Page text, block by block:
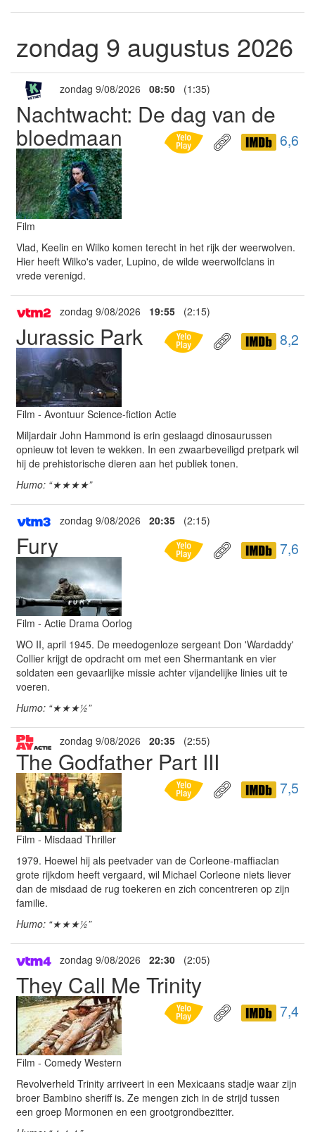
zondag 9 augustus 2026
zondag 9/08/2026 08:50 (1:35)
Nachtwacht: De dag van de
bloedmaan 6,6
Film
Vlad, Keelin en Wilko komen terecht in het rijk der weerwolven.
Hier heeft Wilko's vader, Lupino, de wilde weerwolfclans in
vrede verenigd.
zondag 9/08/2026 19:55 (2:15)
Jurassic Park 8,2
Film - Avontuur Science-fiction Actie
Miljardair John Hammond is erin geslaagd dinosaurussen
opnieuw tot leven te wekken. In een zwaarbeveiligd pretpark wil
hij de prehistorische dieren aan het publiek tonen.
Humo: “★★★★”
zondag 9/08/2026 20:35 (2:15)
Fury 7,6
Film - Actie Drama Oorlog
WO II, april 1945. De meedogenloze sergeant Don 'Wardaddy'
Collier krijgt de opdracht om met een Shermantank en vier
soldaten een gevaarlijke missie achter vijandelijke linies uit te
voeren.
Humo: “★★★½”
zondag 9/08/2026 20:35 (2:55)
The Godfather Part III
7,5
Film - Misdaad Thriller
1979. Hoewel hij als peetvader van de Corleone-maffiaclan
grote rijkdom heeft vergaard, wil Michael Corleone niets liever
dan de misdaad de rug toekeren en zich concentreren op zijn
familie.
Humo: “★★★½”
zondag 9/08/2026 22:30 (2:05)
They Call Me Trinity
7,4
Film - Comedy Western
Revolverheld Trinity arriveert in een Mexicaans stadje waar zijn
broer Bambino sheriff is. Ze mengen zich in de strijd tussen
een groep Mormonen en een grootgrondbezitter.